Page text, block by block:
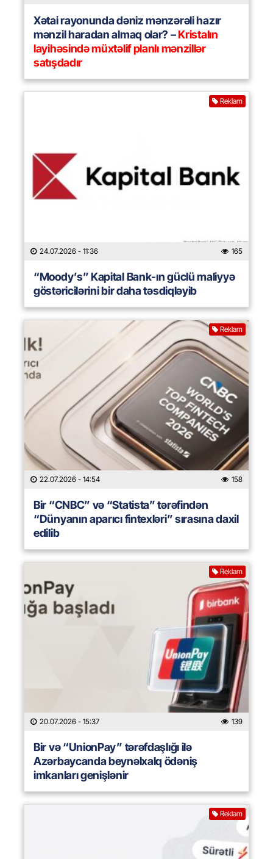
Xətai rayonunda dəniz mənzərəli hazır
mənzil haradan almaq olar? –Kristalın
layihəsində müxtəlif planlı mənzillər
satışdadır
Reklam
24.07.2026 - 11:36 165
“Moody’s” Kapital Bank-ın güclü maliyyə
göstəricilərini bir daha təsdiqləyib
Reklam
22.07.2026 - 14:54 158
Bir “CNBC” və “Statista” tərəfindən
“Dünyanın aparıcı fintexləri” sırasına daxil
edilib
Reklam
20.07.2026 - 15:37 139
Bir və “UnionPay” tərəfdaşlığı ilə
Azərbaycanda beynəlxalq ödəniş
imkanları genişlənir
Reklam